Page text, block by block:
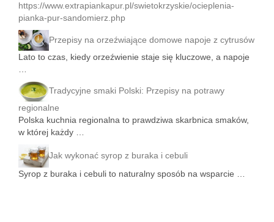
https://www.extrapiankapur.pl/swietokrzyskie/ocieplenia-
pianka-pur-sandomierz.php
Przepisy na orzeźwiające domowe napoje z cytrusów
Lato to czas, kiedy orzeźwienie staje się kluczowe, a napoje
Tradycyjne smaki Polski: Przepisy na potrawy
regionalne
Polska kuchnia regionalna to prawdziwa skarbnica smaków,
w której każdy …
Jak wykonać syrop z buraka i cebuli
Syrop z buraka i cebuli to naturalny sposób na wsparcie …